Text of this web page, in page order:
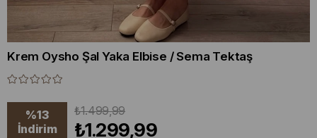
Krem Oysho Şal Yaka Elbise / Sema Tektaş
%13
İndirim
₺1.499,99
₺1.299,99